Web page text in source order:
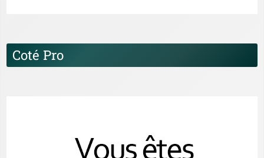
Coté Pro